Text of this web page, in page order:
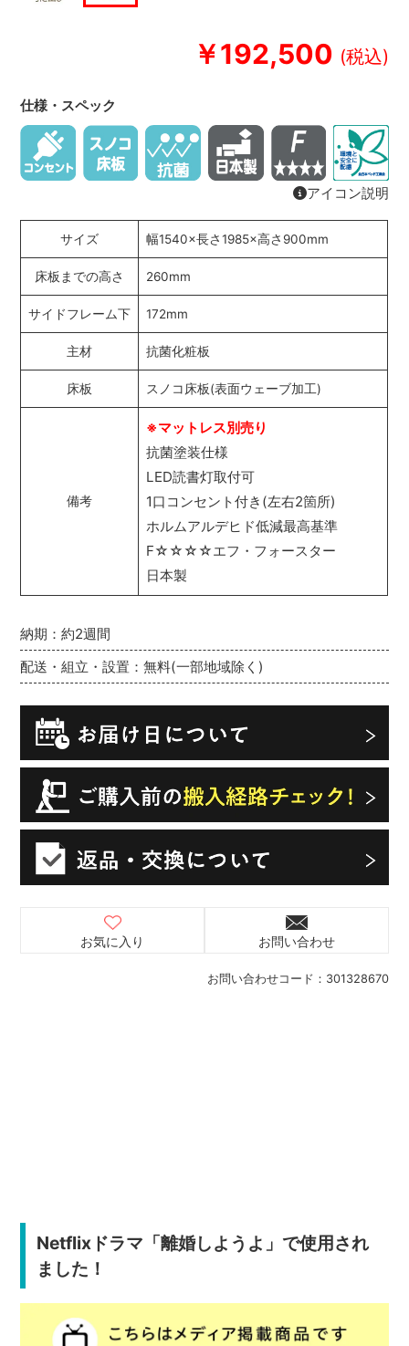
￥192,500
お問い合わせコード： 301328670
納期：約2週間
配送・組立・設置：無料(一部地域除く)
お気に入り お問い合わせ
Netflixドラマ「離婚しようよ」で使用され
ました！
仕様・スペック
アイコン説明
サイズ 幅1540×長さ1985×高さ900mm
床板までの高さ 260mm
サイドフレーム下 172mm
主材 抗菌化粧板
床板 スノコ床板(表面ウェーブ加工)
備考
※マットレス別売り
抗菌塗装仕様
LED読書灯取付可
1口コンセント付き(左右2箇所)
ホルムアルデヒド低減最高基準
F☆☆☆☆エフ・フォースター
日本製